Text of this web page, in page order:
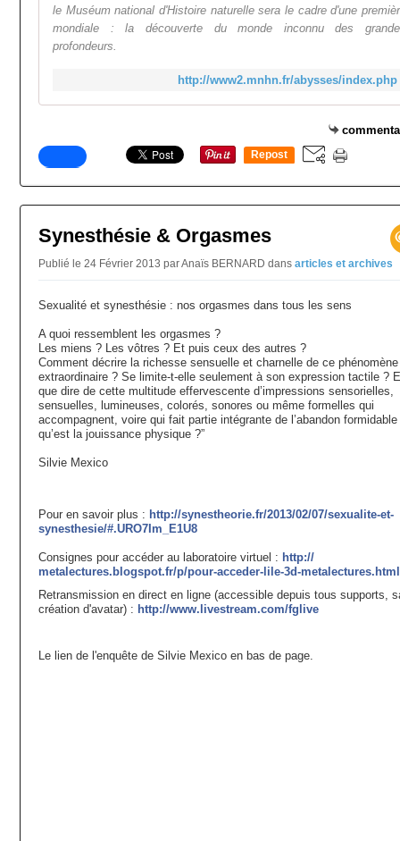
le Muséum national d'Histoire naturelle sera le cadre d'une
mondiale : la découverte du monde inconnu des
profondeurs.
http://www2.mnhn.fr/abysses/index.php
Repost
Synesthésie & Orgasmes
Publié le 24 Février 2013 par Anaïs BERNARD dans articles et archives
Sexualité et synesthésie : nos orgasmes dans tous les sens
A quoi ressemblent les orgasmes ?
Les miens ? Les vôtres ? Et puis ceux des autres ?
Comment décrire la richesse sensuelle et charnelle de ce phénomène
extraordinaire ? Se limite-t-elle seulement à son expression tactile ?
que dire de cette multitude effervescente d’impressions sensorielles,
sensuelles, lumineuses, colorés, sonores ou même formelles qui
accompagnent, voire qui fait partie intégrante de l’abandon formidable
qu’est la jouissance physique ?”
Silvie Mexico
Pour en savoir plus : http://synestheorie.fr/2013/02/07/sexualite-et-
synesthesie/#.URO7Im_E1U8
Consignes pour accéder au laboratoire virtuel : http://
metalectures.blogspot.fr/p/pour-acceder-lile-3d-metalectures.html
Retransmission en direct en ligne (accessible depuis tous supports,
création d'avatar) : http://www.livestream.com/fglive
Le lien de l'enquête de Silvie Mexico en bas de page.